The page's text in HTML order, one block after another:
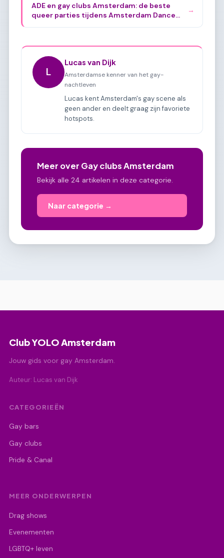
ADE en gay clubs Amsterdam: de beste
queer parties tijdens Amsterdam Dance
→
L
Lucas van Dijk
Amsterdamse kenner van het gay-
nachtleven
Lucas kent Amsterdam's gay scene als
geen ander en deelt graag zijn favoriete
hotspots.
Meer over Gay clubs Amsterdam
Bekijk alle 24 artikelen in deze categorie.
Naar categorie →
Club YOLO Amsterdam
Jouw gids voor gay Amsterdam.
Auteur: Lucas van Dijk
CATEGORIEËN
Gay bars
Gay clubs
Pride & Canal
MEER ONDERWERPEN
Drag shows
Evenementen
LGBTQ+ leven